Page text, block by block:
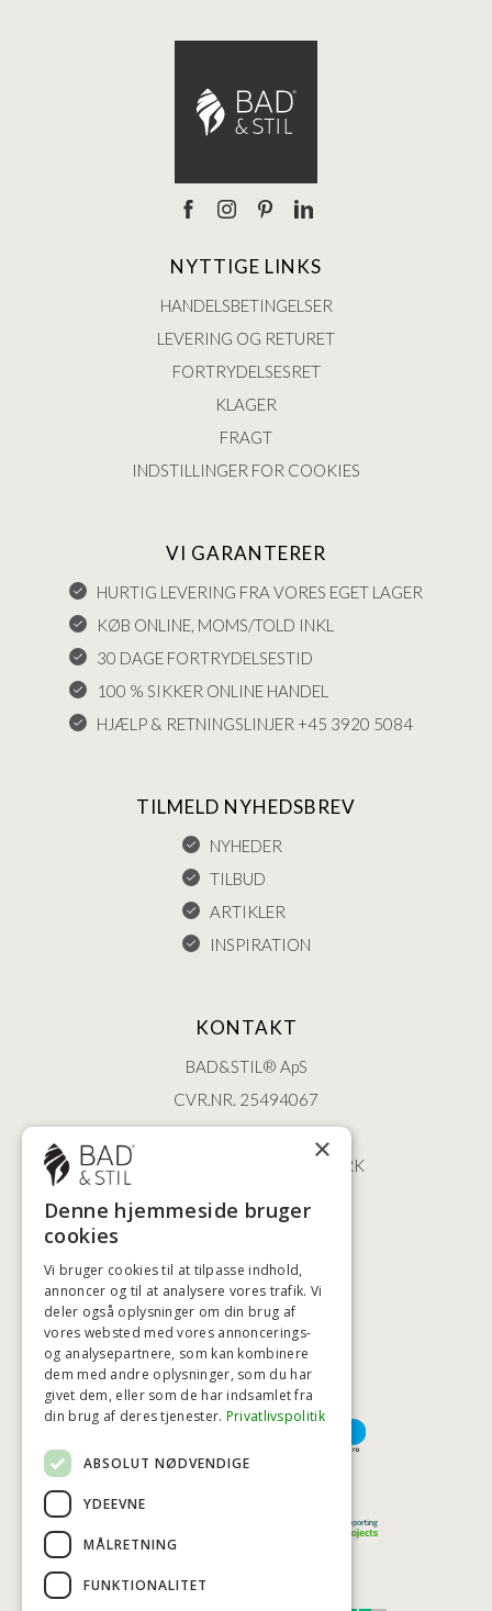
NYTTIGE LINKS
HANDELSBETINGELSER
LEVERING OG RETURET
FORTRYDELSESRET
KLAGER
FRAGT
INDSTILLINGER FOR COOKIES
VI GARANTERER
HURTIG LEVERING FRA VORES EGET LAGER
KØB ONLINE, MOMS/TOLD INKL
30 DAGE FORTRYDELSESTID
100 % SIKKER ONLINE HANDEL
HJÆLP & RETNINGSLINJER +45 3920 5084
TILMELD NYHEDSBREV
NYHEDER
TILBUD
ARTIKLER
INSPIRATION
KONTAKT
BAD&STIL® ApS
CVR.NR. 25494067
ØSTERBROGADE 202
2100 KØBENHAVN • DANMARK
+45 3920 5084
HØJESTE KREDITVÆRDIGHED
BETALINGSMULIGHEDER
TRUST SCORE 4,7
×
Denne hjemmeside bruger
cookies
Vi bruger cookies til at tilpasse indhold,
annoncer og til at analysere vores trafik. Vi
deler også oplysninger om din brug af
vores websted med vores annoncerings-
og analysepartnere, som kan kombinere
dem med andre oplysninger, som du har
givet dem, eller som de har indsamlet fra
din brug af deres tjenester. Privatlivspolitik
ABSOLUT NØDVENDIGE
YDEEVNE
MÅLRETNING
FUNKTIONALITET